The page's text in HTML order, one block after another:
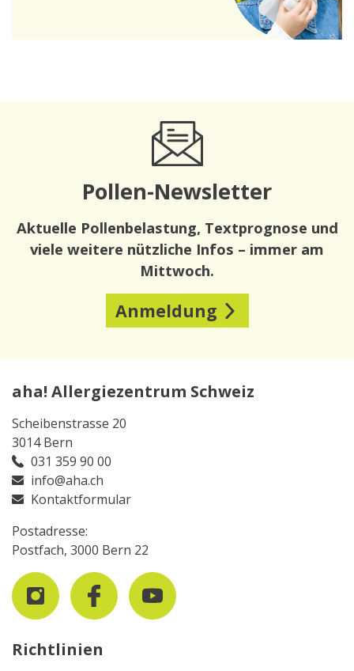
Pollen-Newsletter
Aktuelle Pollenbelastung, Textprognose und
viele weitere nützliche Infos – immer am
Mittwoch.
Anmeldung
aha! Allergiezentrum Schweiz
Scheibenstrasse 20
3014 Bern
031 359 90 00
info@aha.ch
Kontaktformular
Postadresse:
Postfach, 3000 Bern 22
Richtlinien